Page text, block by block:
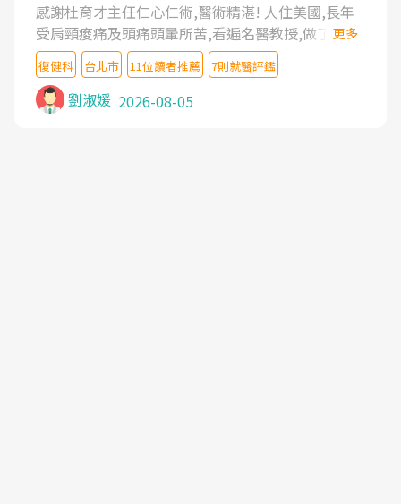
感謝杜育才主任仁心仁術,醫術精湛! 人住美國,長年
受肩頸痠痛及頭痛頭暈所苦,看遍名醫教授,做了各種
檢查,也嘗試過西醫打針,中醫針灸及物理徒手治療都
沒有用,後來連吃到嗎啡類止痛藥都效果有限,只是壓
症狀,沒多久就痛起來,多年失眠嚴重影響生活品質.
台灣親友介紹忠孝醫院杜育才主任是頸頭症候群專
更多
復健科 台北市 11位讀者推薦 7則就醫評鑑
劉淑媛 2026-08-05